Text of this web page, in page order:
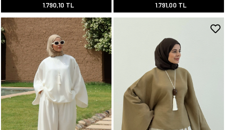
1.790,10 TL
1.791,00 TL